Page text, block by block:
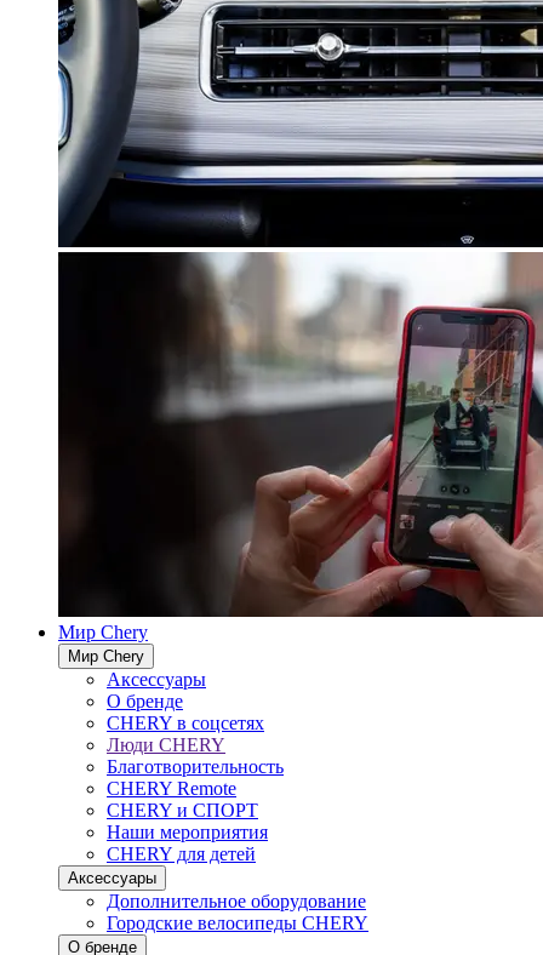
Мир Chery
Мир Chery
Аксессуары
О бренде
CHERY в соцсетях
Люди CHERY
Благотворительность
CHERY Remote
CHERY и СПОРТ
Наши мероприятия
CHERY для детей
Аксессуары
Дополнительное оборудование
Городские велосипеды CHERY
О бренде